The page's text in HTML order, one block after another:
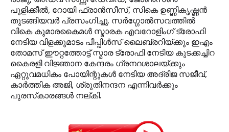
പുളിക്കീല്‍, റോയി ഫ്രാന്‍സീസ്, സികെ ഉണ്ണികൃഷ്ണന്‍
തുടങ്ങിയവര്‍ പ്രസംഗിച്ചു. സര്‍ഗ്ഗോല്‍സവത്തില്‍
വികെ കുമാരകൈമള്‍ സ്മാരക എവറോളിംഗ് ട്രോഫി
നേടിയ വിളക്കുമാടം പീപ്പിള്‍സ് ലൈബ്രറിയ്ക്കും ഇഎം
തോമസ് ഈറ്റത്തോട്ട് സ്മാര ട്രോഫി നേടിയ കുടക്കച്ചിറ
കൈരളി വിജ്ഞാന കേന്ദരം ഗ്രന്ഥശാലയ്ക്കും
ഏറ്റുവമധികം പോയിന്റുകള്‍ നേടിയ അദ്രിജ സജീവ്,
കാര്‍ത്തിക അജി, ശ്രുതിനന്ദന എന്നിവര്‍ക്കും
പുരസ്‌കാരങ്ങള്‍ നല്കി.